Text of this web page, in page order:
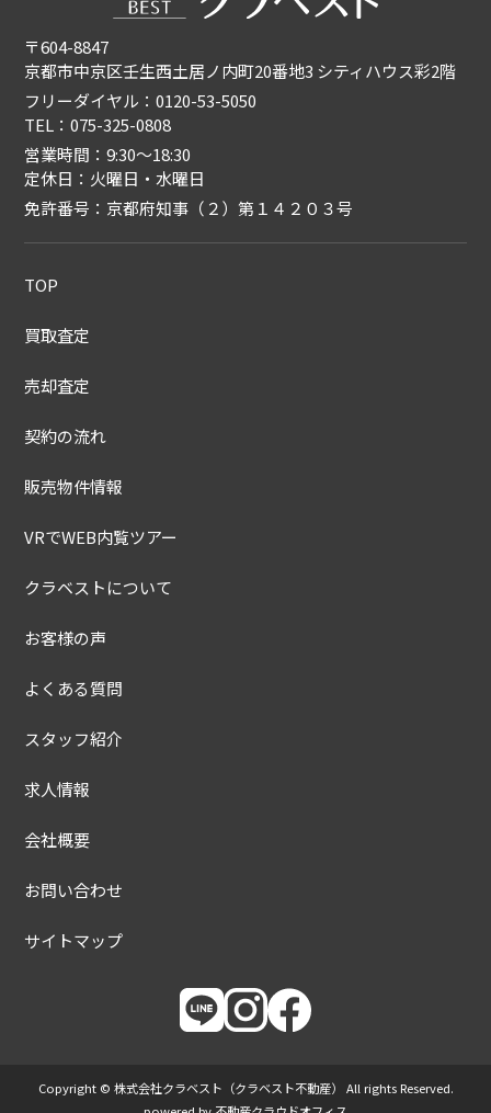
〒604-8847
京都市中京区壬生西土居ノ内町20番地3 シティハウス彩2階
フリーダイヤル：0120-53-5050
TEL：075-325-0808
営業時間：9:30〜18:30
定休日：火曜日・水曜日
免許番号：京都府知事（２）第１４２０３号
TOP
買取査定
売却査定
契約の流れ
販売物件情報
VRでWEB内覧ツアー
クラベストについて
お客様の声
よくある質問
スタッフ紹介
求人情報
会社概要
お問い合わせ
サイトマップ
Copyright © 株式会社クラベスト（クラベスト不動産） All rights Reserved.